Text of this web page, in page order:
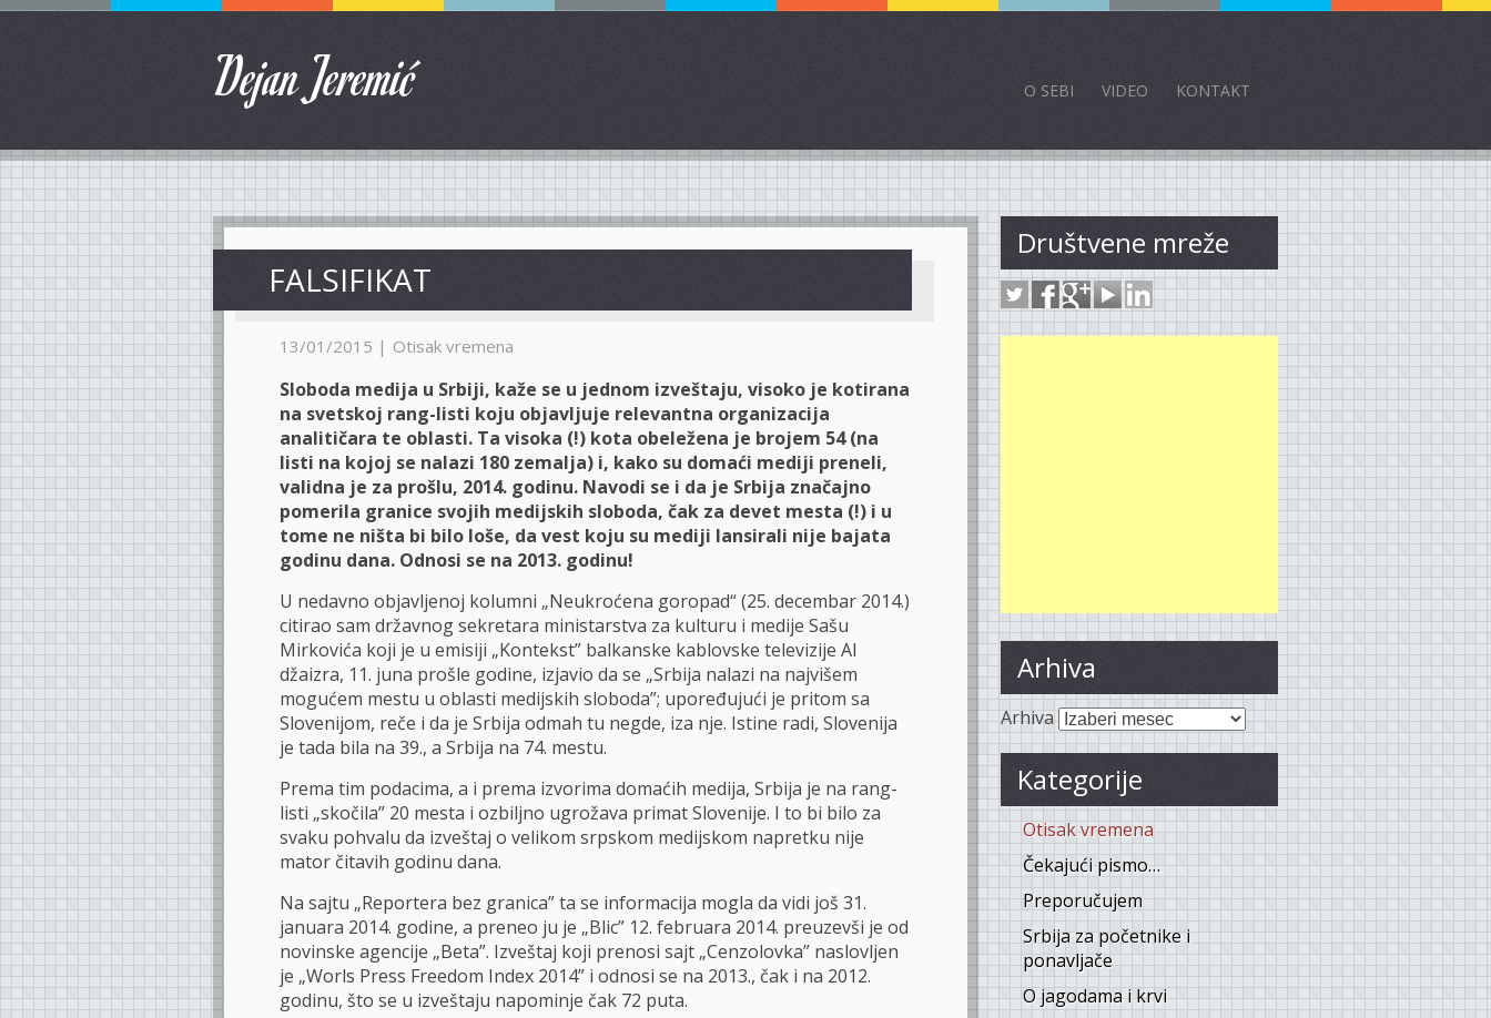
Dejan Jeremić O SEBI VIDEO KONTAKT
FALSIFIKAT
13/01/2015 | Otisak vremena
Sloboda medija u Srbiji, kaže se u jednom izveštaju, visoko je kotirana
na svetskoj rang-listi koju objavljuje relevantna organizacija
analitičara te oblasti. Ta visoka (!) kota obeležena je brojem 54 (na
listi na kojoj se nalazi 180 zemalja) i, kako su domaći mediji preneli,
validna je za prošlu, 2014. godinu. Navodi se i da je Srbija značajno
pomerila granice svojih medijskih sloboda, čak za devet mesta (!) i u
tome ne ništa bi bilo loše, da vest koju su mediji lansirali nije bajata
godinu dana. Odnosi se na 2013. godinu!
U nedavno objavljenoj kolumni „Neukroćena goropad“ (25. decembar 2014.)
citirao sam državnog sekretara ministarstva za kulturu i medije Sašu
Mirkovića koji je u emisiji „Kontekst” balkanske kablovske televizije Al
džaizra, 11. juna prošle godine, izjavio da se „Srbija nalazi na najvišem
mogućem mestu u oblasti medijskih sloboda”; upoređujući je pritom sa
Slovenijom, reče i da je Srbija odmah tu negde, iza nje. Istine radi, Slovenija
je tada bila na 39., a Srbija na 74. mestu.
Prema tim podacima, a i prema izvorima domaćih medija, Srbija je na rang-
listi „skočila” 20 mesta i ozbiljno ugrožava primat Slovenije. I to bi bilo za
svaku pohvalu da izveštaj o velikom srpskom medijskom napretku nije
mator čitavih godinu dana.
Na sajtu „Reportera bez granica” ta se informacija mogla da vidi još 31.
januara 2014. godine, a preneo ju je „Blic” 12. februara 2014. preuzevši je od
novinske agencije „Beta”. Izveštaj koji prenosi sajt „Cenzolovka” naslovljen
je „Worls Press Freedom Index 2014” i odnosi se na 2013., čak i na 2012.
godinu, što se u izveštaju napominje čak 72 puta.
Društvene mreže
Arhiva
Arhiva
Kategorije
Otisak vremena
Čekajući pismo…
Preporučujem
Srbija za početnike i
ponavljače
O jagodama i krvi